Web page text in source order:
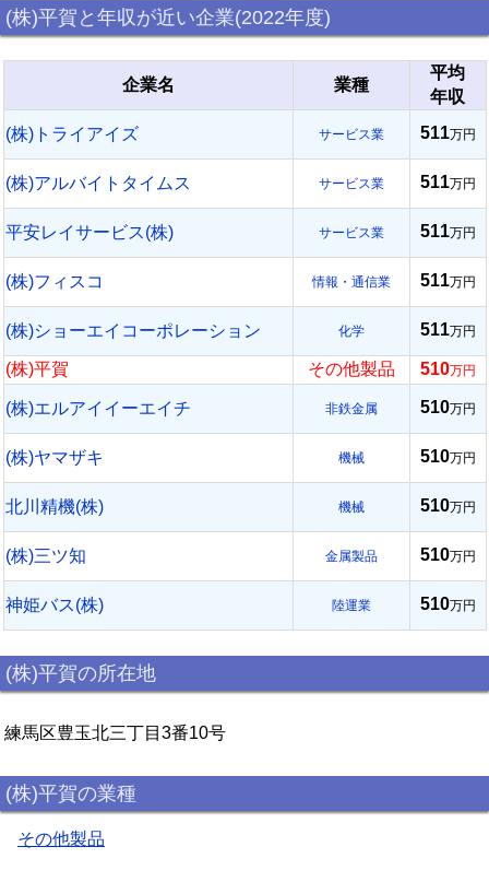
(株)平賀と年収が近い企業(2022年度)
企業名 業種
平均
年収
(株)トライアイズ
サービス業 511万円
(株)アルバイトタイムス サービス業 511万円
平安レイサービス(株) サービス業 511万円
(株)フィスコ 情報・通信業 511万円
(株)ショーエイコーポレーション 化学 511万円
(株)平賀 その他製品 510万円
(株)エルアイイーエイチ 非鉄金属 510万円
(株)ヤマザキ 機械 510万円
北川精機(株) 機械 510万円
(株)三ツ知 金属製品 510万円
神姫バス(株) 陸運業 510万円
(株)平賀の所在地
練馬区豊玉北三丁目3番10号
(株)平賀の業種
その他製品